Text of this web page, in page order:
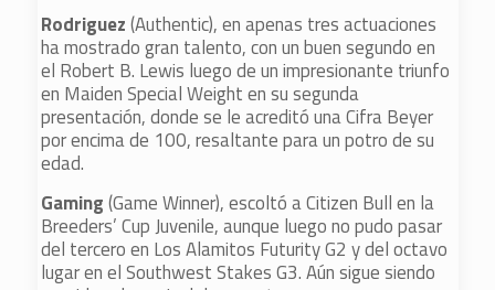
Rodriguez(Authentic), en apenas tres actuaciones
ha mostrado gran talento, con un buen segundo en
el Robert B. Lewis luego de un impresionante triunfo
en Maiden Special Weight en su segunda
presentación, donde se le acreditó una Cifra Beyer
por encima de 100, resaltante para un potro de su
edad.
Gaming(Game Winner), escoltó a Citizen Bull en la
Breeders’ Cup Juvenile, aunque luego no pudo pasar
del tercero en Los Alamitos Futurity G2 y del octavo
lugar en el Southwest Stakes G3. Aún sigue siendo